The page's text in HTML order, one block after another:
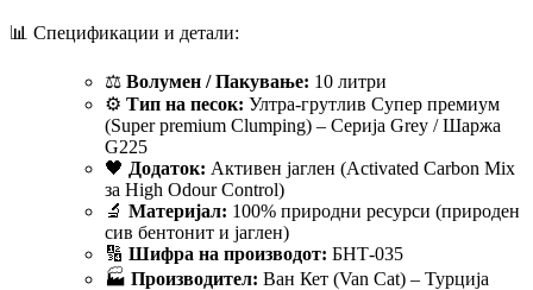
📊 Спецификации и детали:
⚖️ Волумен / Пакување: 10 литри
⚙️ Тип на песок: Ултра-грутлив Супер премиум
(Super premium Clumping) – Серија Grey / Шаржа
G225
🖤 Додаток: Активен јаглен (Activated Carbon Mix
за High Odour Control)
🔬 Материјал: 100% природни ресурси (природен
сив бентонит и јаглен)
🔢 Шифра на производот: БНТ-035
🏭 Производител: Ван Кет (Van Cat) – Турција